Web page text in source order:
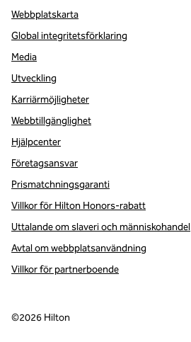
Webbplatskarta
Global integritetsförklaring
Media
Utveckling
Karriärmöjligheter
Webbtillgänglighet
Hjälpcenter
Företagsansvar
Prismatchningsgaranti
Villkor för Hilton Honors-rabatt
Uttalande om slaveri och människohandel
Avtal om webbplatsanvändning
Villkor för partnerboende
©2026 Hilton